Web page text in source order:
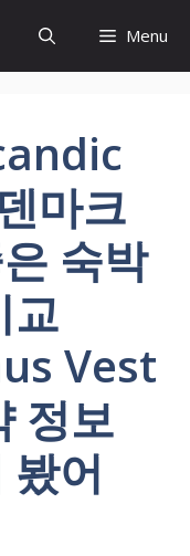
Menu
마크
숙박
교
Vest
정보
봤어